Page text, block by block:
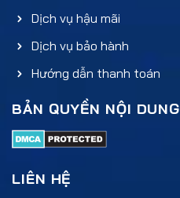
Dịch vụ hậu mãi
Dịch vụ bảo hành
Hướng dẫn thanh toán
BẢN QUYỀN NỘI DUNG
LIÊN HỆ